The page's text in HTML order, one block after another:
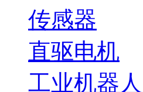
传感器
直驱电机
工业机器人